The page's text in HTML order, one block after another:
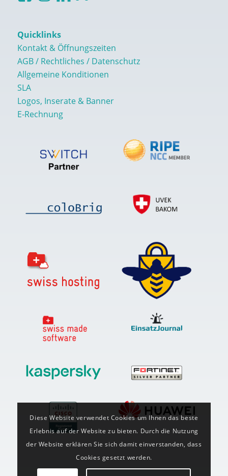
Quicklinks
Kontakt & Öffnungszeiten
AGB / Rechtliches / Datenschutz
Allgemeine Konditionen
SLA
Logos, Inserate & Banner
E-Rechnung
Diese Website verwendet Cookies um Ihnen das beste
Erlebnis auf der Website zu bieten. Durch die Nutzung
der Website erklären Sie sich damit einverstanden, dass
Cookies gesetzt werden.